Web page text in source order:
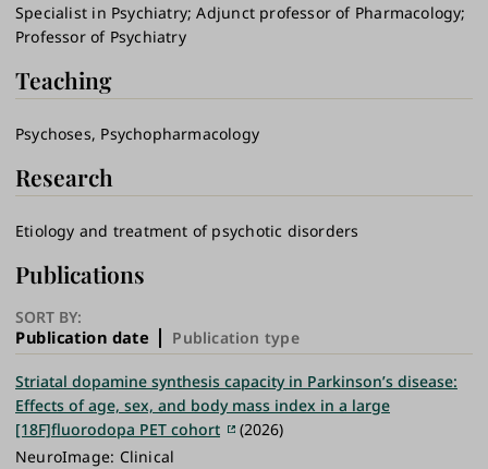
Specialist in Psychiatry; Adjunct professor of Pharmacology;
Professor of Psychiatry
Teaching
Psychoses, Psychopharmacology
Research
Etiology and treatment of psychotic disorders
Publications
SORT BY:
Publication date Publication type
Striatal dopamine synthesis capacity in Parkinson’s disease:
Effects of age, sex, and body mass index in a large
[18F]fluorodopa PET cohort
(2026)
NeuroImage: Clinical